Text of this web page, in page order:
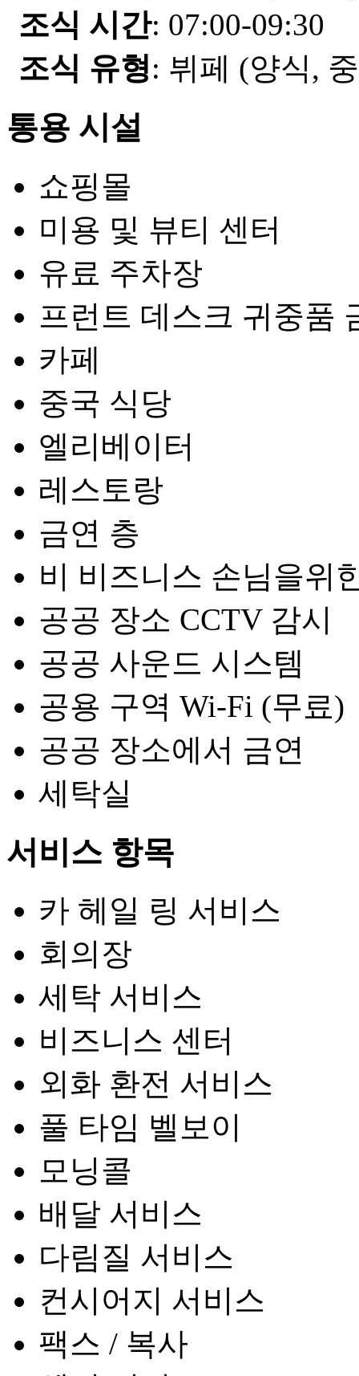
조식 시간: 07:00-09:30
조식 유형: 뷔페 (양식,
통용 시설
쇼핑몰
미용 및 뷰티 센터
유료 주차장
프런트 데스크 귀중품
카페
중국 식당
엘리베이터
레스토랑
금연 층
비 비즈니스 손님을위
공공 장소 CCTV 감시
공공 사운드 시스템
공용 구역 Wi-Fi (무료)
공공 장소에서 금연
세탁실
서비스 항목
카 헤일 링 서비스
회의장
세탁 서비스
비즈니스 센터
외화 환전 서비스
풀 타임 벨보이
모닝콜
배달 서비스
다림질 서비스
컨시어지 서비스
팩스 / 복사